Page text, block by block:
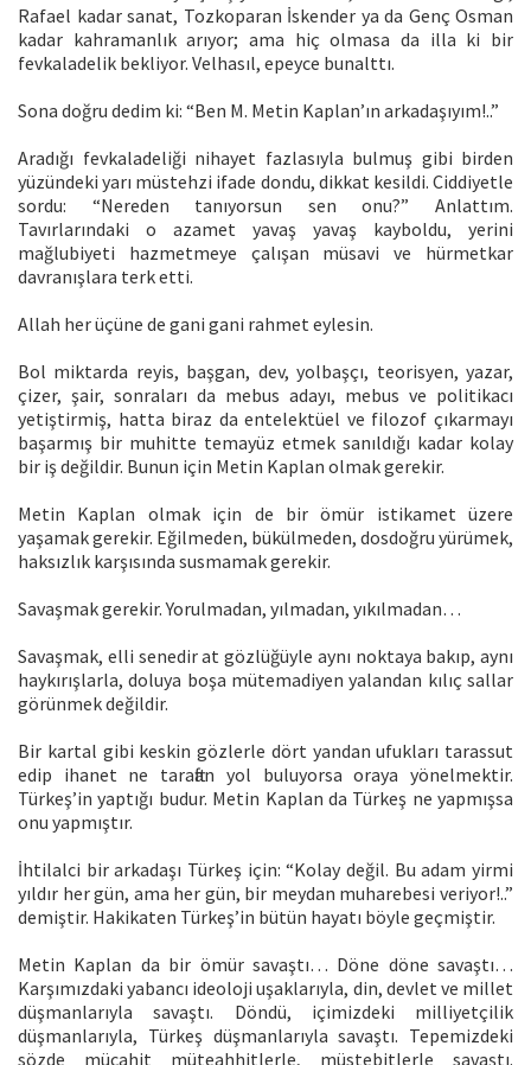
Rafael kadar sanat, Tozkoparan İskender ya da Genç Osman
kadar kahramanlık arıyor; ama hiç olmasa da illa ki bir
fevkaladelik bekliyor. Velhasıl, epeyce bunalttı.
Sona doğru dedim ki: “Ben M. Metin Kaplan’ın arkadaşıyım!..”
Aradığı fevkaladeliği nihayet fazlasıyla bulmuş gibi birden
yüzündeki yarı müstehzi ifade dondu, dikkat kesildi. Ciddiyetle
sordu: “Nereden tanıyorsun sen onu?” Anlattım.
Tavırlarındaki o azamet yavaş yavaş kayboldu, yerini
mağlubiyeti hazmetmeye çalışan müsavi ve hürmetkar
davranışlara terk etti.
Allah her üçüne de gani gani rahmet eylesin.
Bol miktarda reyis, başgan, dev, yolbaşçı, teorisyen, yazar,
çizer, şair, sonraları da mebus adayı, mebus ve politikacı
yetiştirmiş, hatta biraz da entelektüel ve filozof çıkarmayı
başarmış bir muhitte temayüz etmek sanıldığı kadar kolay
bir iş değildir. Bunun için Metin Kaplan olmak gerekir.
Metin Kaplan olmak için de bir ömür istikamet üzere
yaşamak gerekir. Eğilmeden, bükülmeden, dosdoğru yürümek,
haksızlık karşısında susmamak gerekir.
Savaşmak gerekir. Yorulmadan, yılmadan, yıkılmadan…
Savaşmak, elli senedir at gözlüğüyle aynı noktaya bakıp, aynı
haykırışlarla, doluya boşa mütemadiyen yalandan kılıç sallar
görünmek değildir.
Bir kartal gibi keskin gözlerle dört yandan ufukları tarassut
edip ihanet ne taraftan yol buluyorsa oraya yönelmektir.
Türkeş’in yaptığı budur. Metin Kaplan da Türkeş ne yapmışsa
onu yapmıştır.
İhtilalci bir arkadaşı Türkeş için: “Kolay değil. Bu adam yirmi
yıldır her gün, ama her gün, bir meydan muharebesi veriyor!..”
demiştir. Hakikaten Türkeş’in bütün hayatı böyle geçmiştir.
Metin Kaplan da bir ömür savaştı… Döne döne savaştı…
Karşımızdaki yabancı ideoloji uşaklarıyla, din, devlet ve millet
düşmanlarıyla savaştı. Döndü, içimizdeki milliyetçilik
düşmanlarıyla, Türkeş düşmanlarıyla savaştı. Tepemizdeki
sözde mücahit müteahhitlerle, müstebitlerle savaştı.